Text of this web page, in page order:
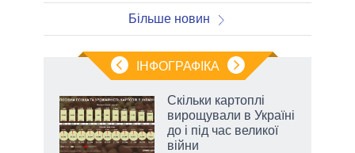
Більше новин
ІНФОГРАФІКА
Скільки картоплі
вирощували в Україні
до і під час великої
війни